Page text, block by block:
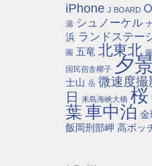
iPhone J BOARD
湯 シュノーケル
浜 ランドステー
園 五竜 北東北
国民宿舎椰子 夕
士山 岳 微速度撮
日 来島海峡大橋 桜
葉車中泊 金
飯岡刑部岬 高ボッ